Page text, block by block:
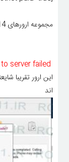
مجموعه ارورهای LG flash tool 2014
این ارور تقریبا
اند